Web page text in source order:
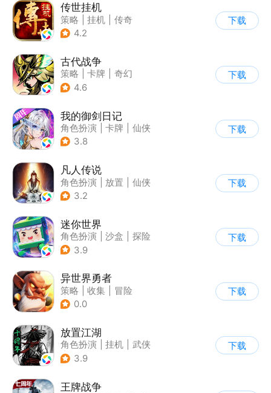
传世挂机
策略 挂机
传奇
| 自由交易
4.2
下载
古代战争
策略 卡牌
奇幻
| 卡通
4.6
下载
我的御剑日记
角色扮演 卡牌
仙侠
| 山海经
3.8
下载
凡人传说
角色扮演 放置
仙侠
| 文字游戏
3.2
下载
迷你世界
角色扮演 沙盒
探险
| 我的世界
3.9
下载
异世界勇者
策略 收集
冒险
| Q版
0.0
下载
放置江湖
角色扮演 挂机
武侠
| 文字游戏
3.9
下载
王牌战争